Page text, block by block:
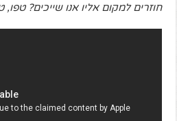
חוזרים למקום אליו אנו שייכים?